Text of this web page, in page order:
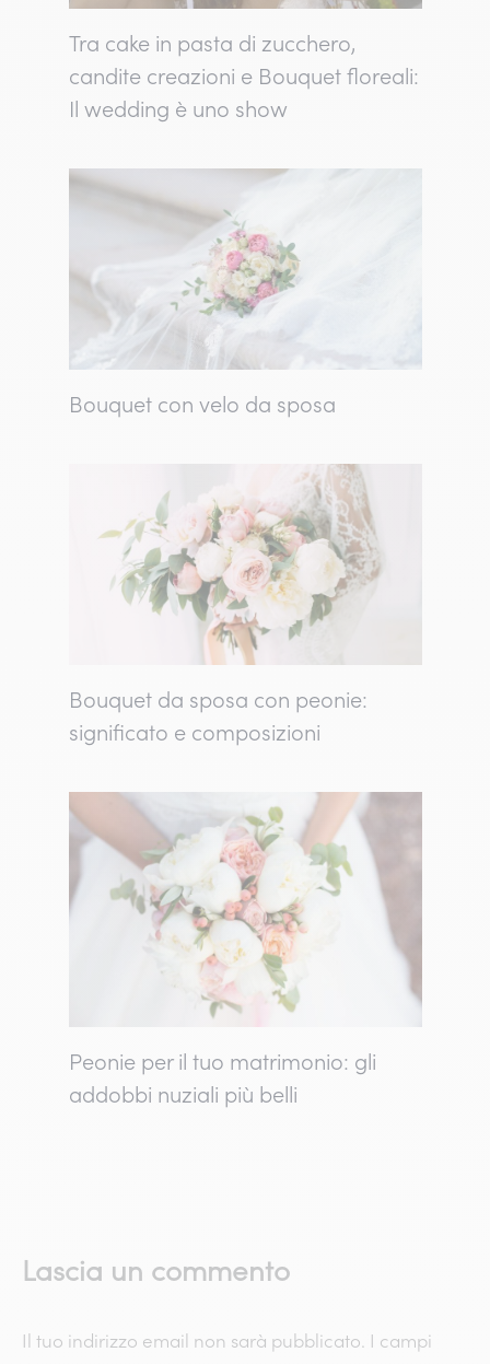
Tra cake in pasta di zucchero,
candite creazioni e Bouquet floreali:
Il wedding è uno show
Bouquet con velo da sposa
Bouquet da sposa con peonie:
significato e composizioni
Peonie per il tuo matrimonio: gli
addobbi nuziali più belli
Lascia un commento
Il tuo indirizzo email non sarà pubblicato. I campi